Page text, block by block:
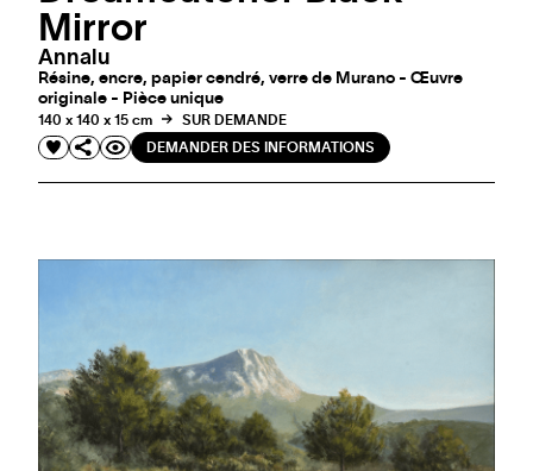
Mirror
Annalu
Résine, encre, papier cendré, verre de Murano - Œuvre
originale - Pièce unique
140 x 140 x 15 cm
SUR DEMANDE
DEMANDER DES INFORMATIONS